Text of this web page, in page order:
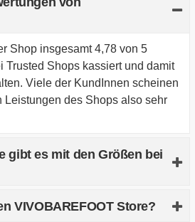
Shop insgesamt 4,78 von 5
Trusted Shops kassiert und damit
Viele der KundInnen scheinen
Leistungen des Shops also sehr
gibt es mit den Größen bei
angegeben, ob du den Schuh in
VIVOBAREFOOT Store?